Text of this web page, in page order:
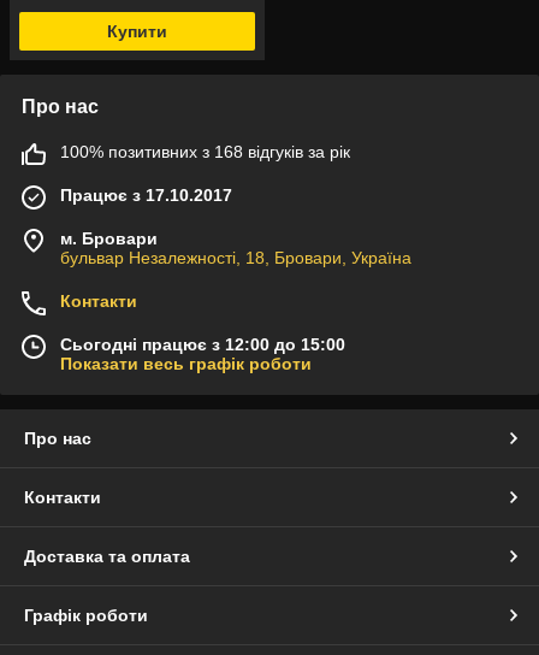
Купити
Про нас
100% позитивних з 168 відгуків за рік
Працює з 17.10.2017
м. Бровари
бульвар Незалежності, 18, Бровари, Україна
Контакти
Сьогодні працює з 12:00 до 15:00
Показати весь графік роботи
Про нас
Контакти
Доставка та оплата
Графік роботи